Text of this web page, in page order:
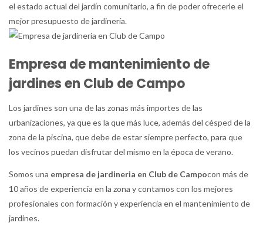
el estado actual del jardín comunitario, a fin de poder ofrecerle el
mejor presupuesto de jardinería.
Empresa de mantenimiento de
jardines en Club de Campo
Los jardines son una de las zonas más importes de las
urbanizaciones, ya que es la que más luce, además del césped de la
zona de la piscina, que debe de estar siempre perfecto, para que
los vecinos puedan disfrutar del mismo en la época de verano.
Somos una empresa de jardineria en Club de Campocon más de
10 años de experiencia en la zona y contamos con los mejores
profesionales con formación y experiencia en el mantenimiento de
jardines.